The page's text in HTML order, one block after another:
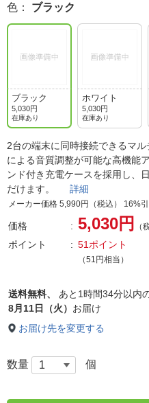
色 ： ブラック
ブラック
5,030円
在庫あり
ホワイト
5,030円
在庫あり
2台の端末に同時接続できるマ
による音質調整が可能な高機能
ンド付き充電ケースを採用し、
だけます。 詳細
メーカー価格 5,990円（税込） 16%
価格 5,030円 （
ポイント 51ポイント
（51円相当）
送料無料、 あと 1時間34分以内
8月11日（火） お届け
お届け先を変更する
数量 個